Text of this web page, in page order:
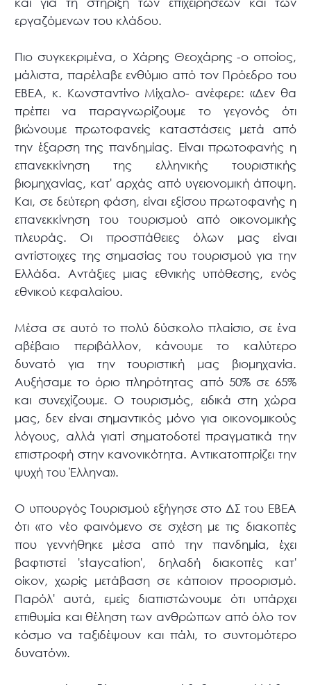
εργαζόμενων του κλάδου.
Πιο συγκεκριμένα, ο Χάρης Θεοχάρης -ο οποίος,
μάλιστα, παρέλαβε ενθύμιο από τον Πρόεδρο του
ΕΒΕΑ, κ. Κωνσταντίνο Μίχαλο- ανέφερε: «Δεν θα
πρέπει να παραγνωρίζουμε το γεγονός ότι
βιώνουμε πρωτοφανείς καταστάσεις μετά από
την έξαρση της πανδημίας. Είναι πρωτοφανής η
επανεκκίνηση της ελληνικής τουριστικής
βιομηχανίας, κατ' αρχάς από υγειονομική άποψη.
Και, σε δεύτερη φάση, είναι εξίσου πρωτοφανής η
επανεκκίνηση του τουρισμού από οικονομικής
πλευράς. Οι προσπάθειες όλων μας είναι
αντίστοιχες της σημασίας του τουρισμού για την
Ελλάδα. Αντάξιες μιας εθνικής υπόθεσης, ενός
εθνικού κεφαλαίου.
Μέσα σε αυτό το πολύ δύσκολο πλαίσιο, σε ένα
αβέβαιο περιβάλλον, κάνουμε το καλύτερο
δυνατό για την τουριστική μας βιομηχανία.
Αυξήσαμε το όριο πληρότητας από 50% σε 65%
και συνεχίζουμε. Ο τουρισμός, ειδικά στη χώρα
μας, δεν είναι σημαντικός μόνο για οικονομικούς
λόγους, αλλά γιατί σηματοδοτεί πραγματικά την
επιστροφή στην κανονικότητα. Αντικατοπτρίζει την
ψυχή του Έλληνα».
Ο υπουργός Τουρισμού εξήγησε στο ΔΣ του ΕΒΕΑ
ότι «το νέο φαινόμενο σε σχέση με τις διακοπές
που γεννήθηκε μέσα από την πανδημία, έχει
βαφτιστεί 'staycation', δηλαδή διακοπές κατ'
οίκον, χωρίς μετάβαση σε κάποιον προορισμό.
Παρόλ' αυτά, εμείς διαπιστώνουμε ότι υπάρχει
επιθυμία και θέληση των ανθρώπων από όλο τον
κόσμο να ταξιδέψουν και πάλι, το συντομότερο
δυνατόν».